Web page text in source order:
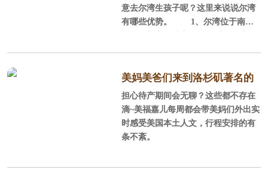
意去尔湾生孩子呢？这里来说说尔湾
有哪些优势。 1、尔湾位于南加
靠广大的圣塔安娜山脉，这里阳光充
沛，气候温和，风景秀丽，环境优
美，平均每年286天的晴天，平均每年
降雨量300mm，年平均气温为17.
2℃，很适合孕产妈妈休养生息。
美妈美爸们来到洛杉矶著名的
staples球场感受NBA球赛
担心待产期间会无聊？这些都不存在
滴~美福嘉儿每周都会带美妈们外出实
时感受美国本土人文，行程安排的有
条不紊。